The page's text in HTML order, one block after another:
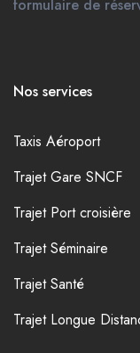
formulaire de
Nos services
Taxis Aéroport
Trajet Gare SNCF
Trajet Port croisière
Trajet Séminaire
Trajet Santé
Trajet Longue